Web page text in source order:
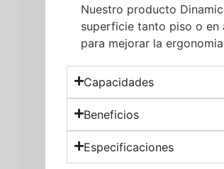
Nuestro producto
superficie tanto piso o en
para mejorar la
Capacidades
Beneficios
Especificaciones